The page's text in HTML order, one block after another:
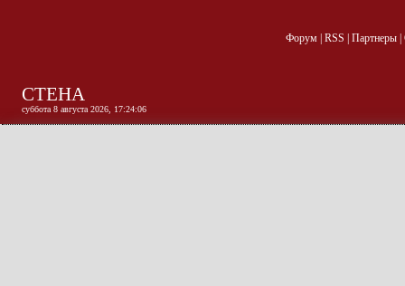
Форум| RSS Партнеры|
СТЕНА
суббота 8 августа 2026, 17:24:07